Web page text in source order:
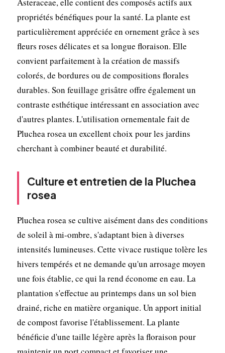
propriétés bénéfiques pour la santé. La plante est
particulièrement appréciée en ornement grâce à ses
fleurs roses délicates et sa longue floraison. Elle
convient parfaitement à la création de massifs
colorés, de bordures ou de compositions florales
durables. Son feuillage grisâtre offre également un
contraste esthétique intéressant en association avec
d'autres plantes. L'utilisation ornementale fait de
Pluchea rosea un excellent choix pour les jardins
cherchant à combiner beauté et durabilité.
Culture et entretien de la Pluchea
rosea
Pluchea rosea se cultive aisément dans des conditions
de soleil à mi-ombre, s'adaptant bien à diverses
intensités lumineuses. Cette vivace rustique tolère les
hivers tempérés et ne demande qu'un arrosage moyen
une fois établie, ce qui la rend économe en eau. La
plantation s'effectue au printemps dans un sol bien
drainé, riche en matière organique. Un apport initial
de compost favorise l'établissement. La plante
bénéficie d'une taille légère après la floraison pour